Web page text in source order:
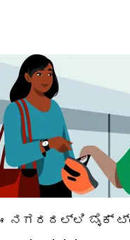
ನಗರದಲ್ಲಿ ಬೈಕ್